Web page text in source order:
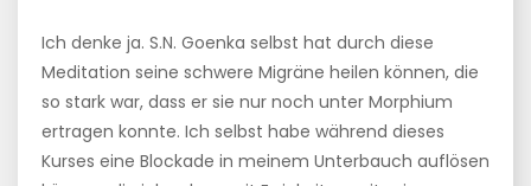
Ich denke ja. S.N. Goenka selbst hat durch diese
Meditation seine schwere Migräne heilen können, die
so stark war, dass er sie nur noch unter Morphium
ertragen konnte. Ich selbst habe während dieses
Kurses eine Blockade in meinem Unterbauch auflösen